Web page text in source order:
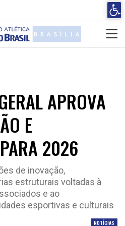
APROVA
E
2026
de inovação,
estruturais voltadas à
e ao
esportivas e culturais
NOTÍCIAS